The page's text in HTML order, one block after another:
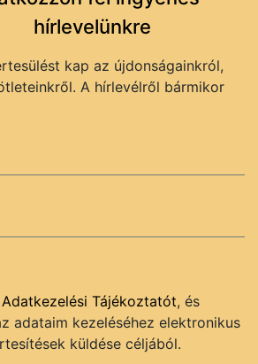
hírlevelünkre
kap az újdonságainkról,
A hírlevélről bármikor
Adatkezelési Tájékoztatót, és
adataim kezeléséhez elektronikus
küldése céljából.